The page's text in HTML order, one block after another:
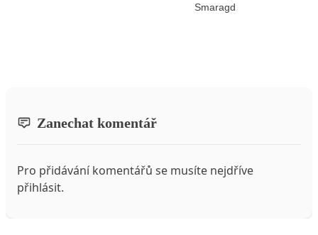
Smaragd
Zanechat komentář
Pro přidávání komentářů se musíte nejdříve
přihlásit.